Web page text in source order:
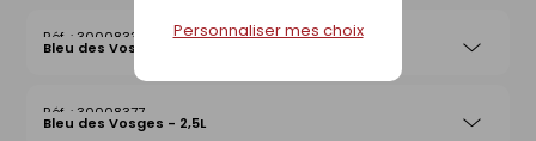
Personnaliser mes choix
30008337
Bleu des Vosges - 0,5L
30008377
Bleu des Vosges - 2,5L